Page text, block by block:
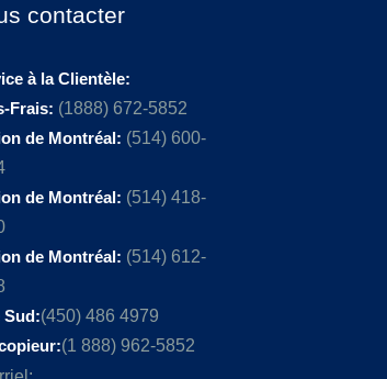
contacter
à la Clientèle:
Frais: (1888) 672-5852
de Montréal: (514) 600-
de Montréal: (514) 418-
de Montréal: (514) 612-
Sud:(450) 486 4979
(1 888) 962-5852